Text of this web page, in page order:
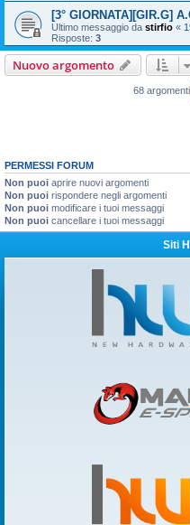
[3° GIORNATA][GIR.G]
Ultimo messaggio da stirfio «
Risposte: 3
Nuovo argomento
68 argomenti
PERMESSI FORUM
Non puoi aprire nuovi argomenti
Non puoi rispondere negli argomenti
Non puoi modificare i tuoi messaggi
Non puoi cancellare i tuoi messaggi
Siti